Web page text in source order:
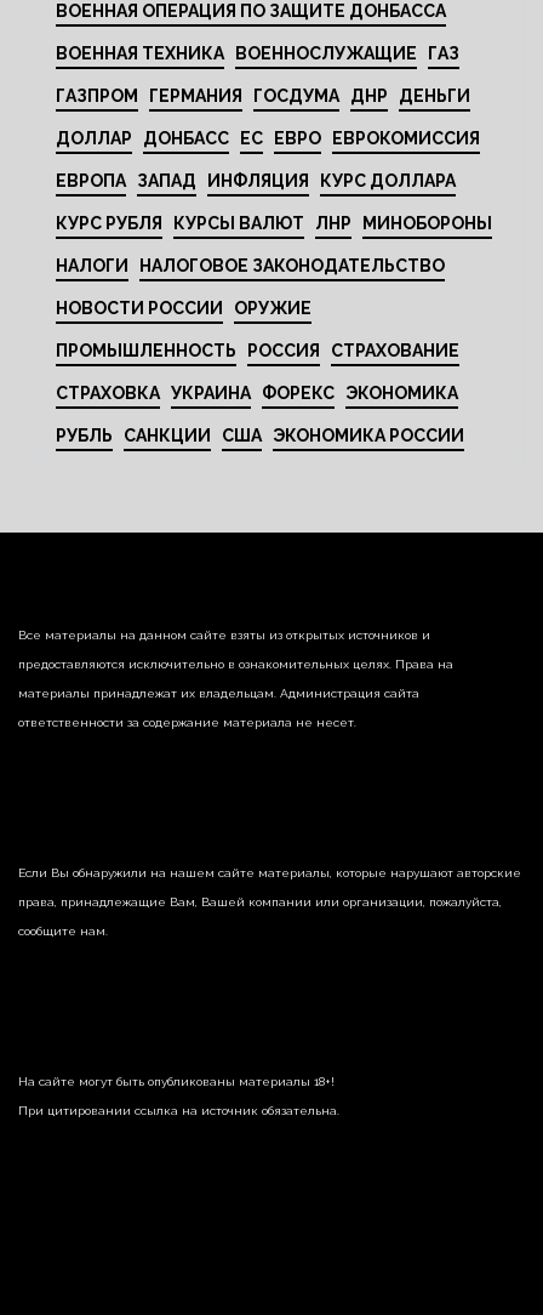
ВОЕННАЯ ОПЕРАЦИЯ ПО ЗАЩИТЕ ДОНБАССА
ВОЕННАЯ ТЕХНИКА ВОЕННОСЛУЖАЩИЕ ГАЗ
ГАЗПРОМ ГЕРМАНИЯ ГОСДУМА ДНР ДЕНЬГИ
ДОЛЛАР ДОНБАСС ЕС ЕВРО ЕВРОКОМИССИЯ
ЕВРОПА ЗАПАД ИНФЛЯЦИЯ КУРС ДОЛЛАРА
КУРС РУБЛЯ КУРСЫ ВАЛЮТ ЛНР МИНОБОРОНЫ
НАЛОГИ НАЛОГОВОЕ ЗАКОНОДАТЕЛЬСТВО
НОВОСТИ РОССИИ ОРУЖИЕ
ПРОМЫШЛЕННОСТЬ РОССИЯ СТРАХОВАНИЕ
СТРАХОВКА УКРАИНА ФОРЕКС ЭКОНОМИКА
РУБЛЬ САНКЦИИ США ЭКОНОМИКА РОССИИ
Все материалы на данном сайте взяты из открытых источников и
предоставляются исключительно в ознакомительных целях. Права на
материалы принадлежат их владельцам. Администрация сайта
ответственности за содержание материала не несет.
Если Вы обнаружили на нашем сайте материалы, которые нарушают авторские
права, принадлежащие Вам, Вашей компании или организации, пожалуйста,
сообщите нам.
На сайте могут быть опубликованы материалы 18+!
При цитировании ссылка на источник обязательна.